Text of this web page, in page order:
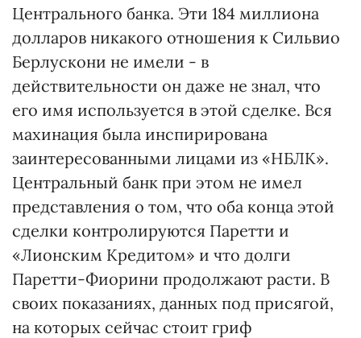
Центрального банка. Эти 184 миллиона
долларов никакого отношения к Сильвио
Берлускони не имели - в
действительности он даже не знал, что
его имя используется в этой сделке. Вся
махинация была инспирирована
заинтересованными лицами из «НБЛК».
Центральный банк при этом не имел
представления о том, что оба конца этой
сделки контролируются Паретти и
«Лионским Кредитом» и что долги
Паретти-Фиорини продолжают расти. В
своих показаниях, данных под присягой,
на которых сейчас стоит гриф